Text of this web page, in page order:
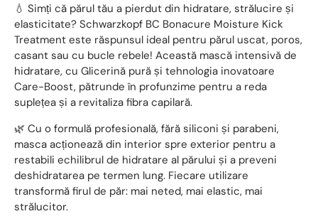
💧 Simți că părul tău a pierdut din hidratare, strălucire și
elasticitate? Schwarzkopf BC Bonacure Moisture Kick
Treatment este răspunsul ideal pentru părul uscat, poros,
casant sau cu bucle rebele! Această mască intensivă de
hidratare, cu Glicerină pură și tehnologia inovatoare
Care-Boost, pătrunde în profunzime pentru a reda
suplețea și a revitaliza fibra capilară.
🌿 Cu o formulă profesională, fără siliconi și parabeni,
masca acționează din interior spre exterior pentru a
restabili echilibrul de hidratare al părului și a preveni
deshidratarea pe termen lung. Fiecare utilizare
transformă firul de păr: mai neted, mai elastic, mai
strălucitor.